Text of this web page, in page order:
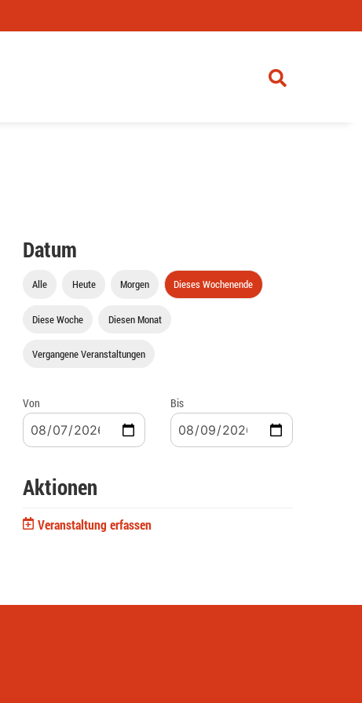
Datum
Alle Heute Morgen Dieses Wochenende
Diese Woche Diesen Monat
Vergangene Veranstaltungen
Von Bis
Aktionen
Veranstaltung erfassen